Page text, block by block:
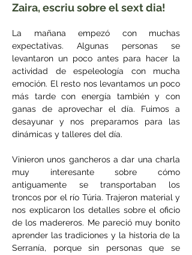
Zaira, escriu sobre el sext dia!
La mañana empezó con muchas
expectativas. Algunas personas se
levantaron un poco antes para hacer la
actividad de espeleología con mucha
emoción. El resto nos levantamos un poco
más tarde con energía también y con
ganas de aprovechar el día. Fuimos a
desayunar y nos preparamos para las
dinámicas y talleres del día.
Vinieron unos gancheros a dar una charla
muy interesante sobre cómo
antiguamente se transportaban los
troncos por el río Túria. Trajeron material y
nos explicaron los detalles sobre el oficio
de los madereros. Me pareció muy bonito
aprender las tradiciones y la historia de la
Serranía, porque sin personas que se